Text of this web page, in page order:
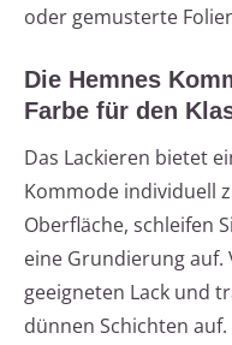
oder gemusterte
Die Hemnes
Farbe für den
Das Lackieren bietet
Kommode individuell
Oberfläche, schleifen
eine Grundierung auf.
geeigneten Lack und
dünnen Schichten